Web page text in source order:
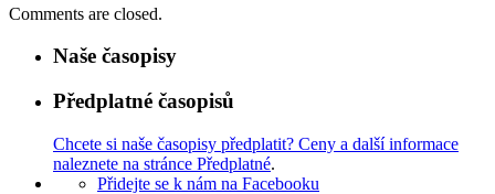
Comments are closed.
Naše časopisy
Předplatné časopisů
Chcete si naše časopisy předplatit? Ceny a další informace
naleznete na stránce Předplatné.
Přidejte se k nám na Facebooku